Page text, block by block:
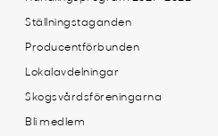
Ställningstaganden
Producentförbunden
Lokalavdelningar
Skogsvårdsföreningarna
Bli medlem